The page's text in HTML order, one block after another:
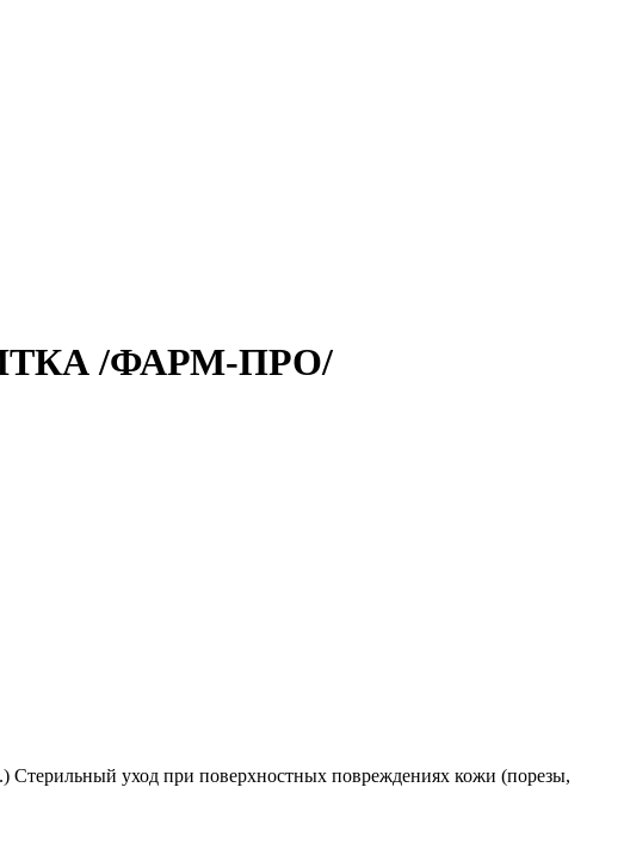
/ФАРМ-ПРО/
уход при поверхностных повреждениях кожи (порезы,